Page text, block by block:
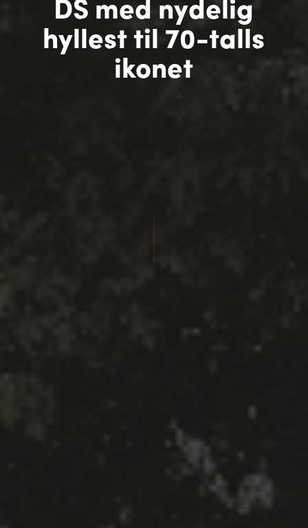
hyllest til 70-talls
ikonet